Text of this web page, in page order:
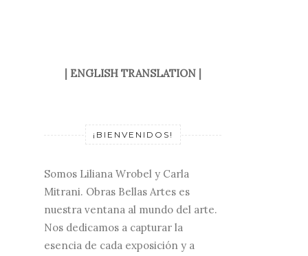
| ENGLISH TRANSLATION|
¡BIENVENIDOS!
Somos Liliana Wrobel y Carla
Mitrani. Obras Bellas Artes es
nuestra ventana al mundo del arte.
Nos dedicamos a capturar la
esencia de cada exposición y a